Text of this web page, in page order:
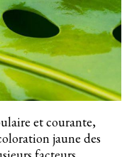
et courante,
jaune des